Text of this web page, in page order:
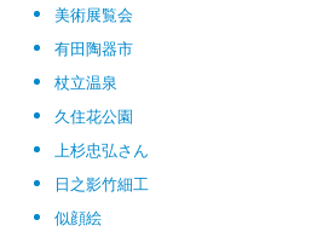
美術展覧会
有田陶器市
杖立温泉
久住花公園
上杉忠弘さん
日之影竹細工
似顔絵